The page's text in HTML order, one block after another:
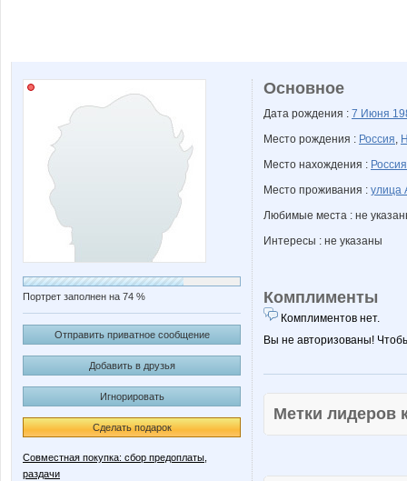
Портрет заполнен на 74 %
Отправить приватное сообщение
Добавить в друзья
Игнорировать
Сделать подарок
Совместная покупка: сбор предоплаты,
раздачи
Основное
Дата рождения : 7 Июня
Место рождения : Россия,
Место нахождения : Россия
Место проживания : улица
Любимые места : не
Интересы : не указаны
Комплименты
Комплиментов нет.
Вы не авторизованы!
Метки